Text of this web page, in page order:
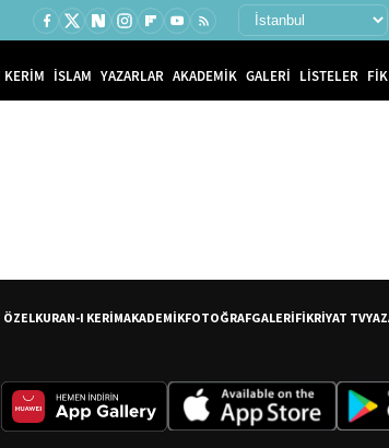
İSLAM YAZARLAR AKADEMİK GALERİ LİSTELER
ÖZELKURAN-I KERİMAKADEMİKFOTOĞRAFGALERİFİKRİYAT TV